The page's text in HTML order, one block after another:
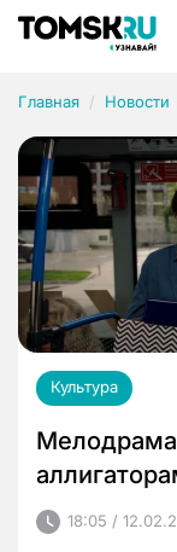
Главная Новости
Культура
18:05 /